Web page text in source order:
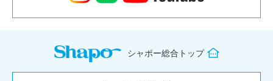
シャポー総合トップ